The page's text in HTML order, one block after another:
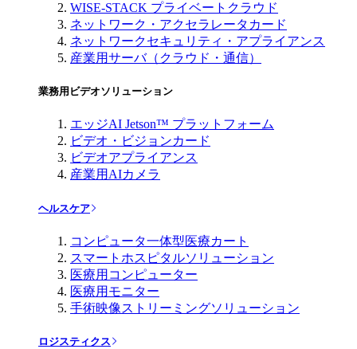
WISE-STACK プライベートクラウド
ネットワーク・アクセラレータカード
ネットワークセキュリティ・アプライアンス
産業用サーバ（クラウド・通信）
業務用ビデオソリューション
エッジAI Jetson™ プラットフォーム
ビデオ・ビジョンカード
ビデオアプライアンス
産業用AIカメラ
ヘルスケア
コンピュータ一体型医療カート
スマートホスピタルソリューション
医療用コンピューター
医療用モニター
手術映像ストリーミングソリューション
ロジスティクス